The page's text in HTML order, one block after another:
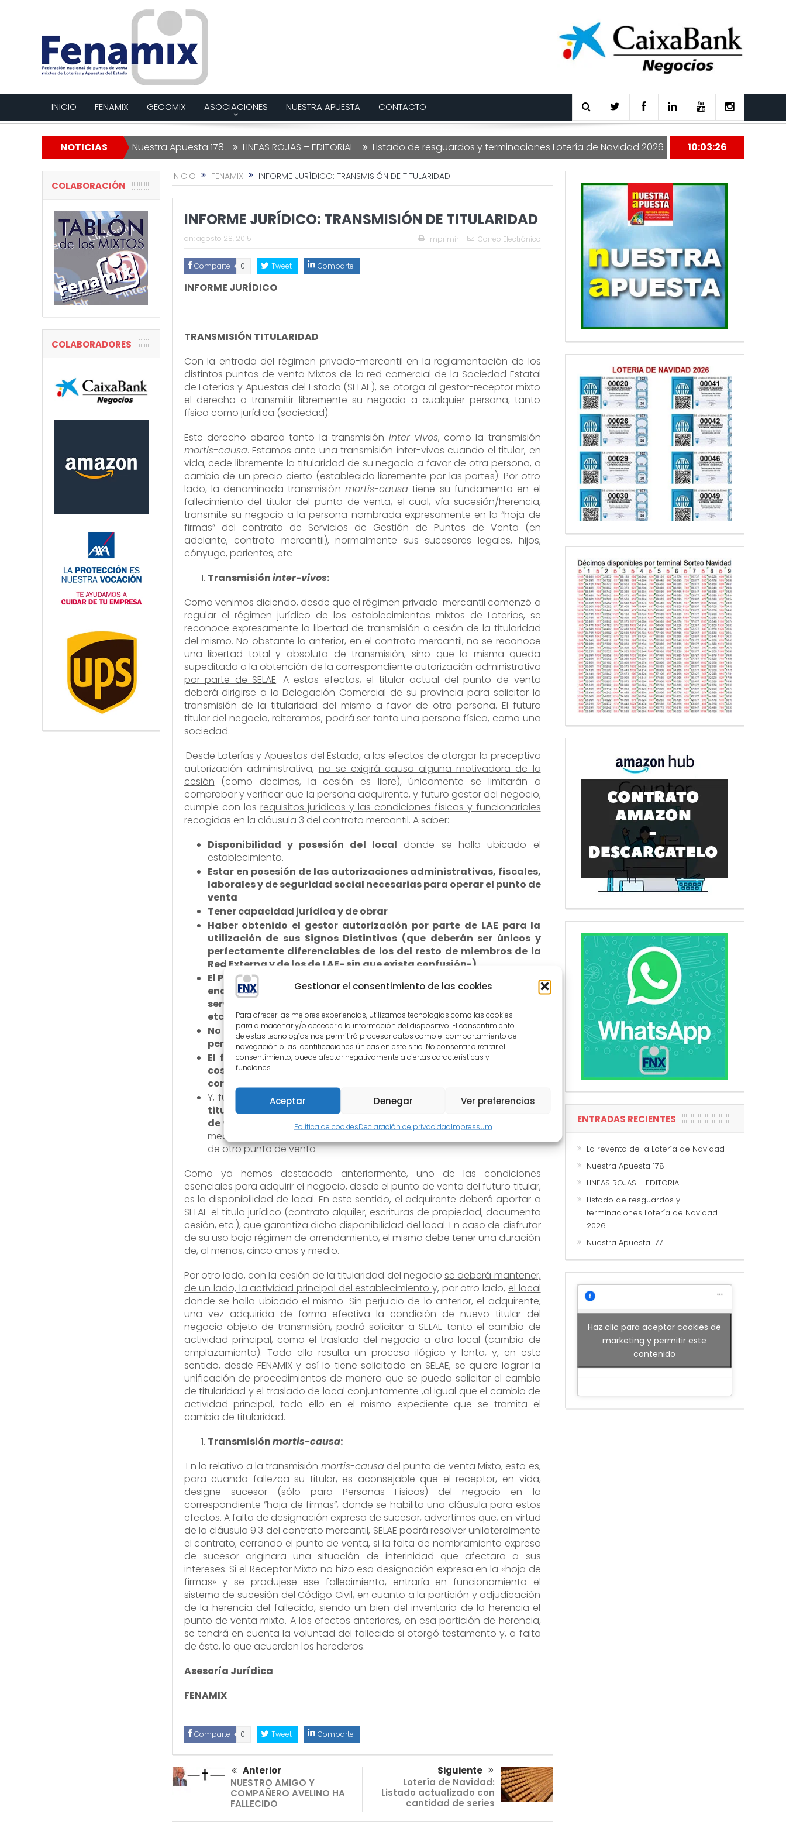
Gestionar el consentimiento de las cookies
Para ofrecer las mejores experiencias, utilizamos tecnologías como las cookies
para almacenar y/o acceder a la información del dispositivo. El consentimiento
de estas tecnologías nos permitirá procesar datos como el comportamiento de
navegación o las identificaciones únicas en este sitio. No consentir o retirar el
consentimiento, puede afectar negativamente a ciertas características y
funciones.
Aceptar Denegar Ver preferencias
Política de cookiesDeclaración de privacidadImpressum
INICIO FENAMIX GECOMIX ASOCIACIONES NUESTRA APUESTA CONTACTO
NOTICIAS
de Navidad Nuestra Apuesta 178 LINEAS ROJAS – EDITORIAL Listado de resguardos y terminaciones Lotería de Navidad 2026 Nuestra Apuesta 177
10:03:26
INICIO FENAMIX INFORME JURÍDICO: TRANSMISIÓN DE TITULARIDAD
INFORME JURÍDICO: TRANSMISIÓN DE TITULARIDAD
on: agosto 28, 2015 Imprimir Correo Electrónico
Comparte 0 Tweet Comparte
INFORME JURÍDICO
TRANSMISIÓN TITULARIDAD
Con la entrada del régimen privado-mercantil en la reglamentación de los
distintos puntos de venta Mixtos de la red comercial de la Sociedad Estatal
de Loterías y Apuestas del Estado (SELAE), se otorga al gestor-receptor mixto
el derecho a transmitir libremente su negocio a cualquier persona, tanto
física como jurídica (sociedad).
Este derecho abarca tanto la transmisión inter-vivos, como la transmisión
mortis-causa. Estamos ante una transmisión inter-vivos cuando el titular, en
vida, cede libremente la titularidad de su negocio a favor de otra persona, a
cambio de un precio cierto (establecido libremente por las partes). Por otro
lado, la denominada transmisión mortis-causatiene su fundamento en el
fallecimiento del titular del punto de venta, el cual, vía sucesión/herencia,
transmite su negocio a la persona nombrada expresamente en la “hoja de
firmas” del contrato de Servicios de Gestión de Puntos de Venta (en
adelante, contrato mercantil), normalmente sus sucesores legales, hijos,
cónyuge, parientes, etc
Transmisióninter-vivos:
Como venimos diciendo, desde que el régimen privado-mercantil comenzó a
regular el régimen jurídico de los establecimientos mixtos de Loterías, se
reconoce expresamente la libertad de transmisión o cesión de la titularidad
del mismo. No obstante lo anterior, en el contrato mercantil, no se reconoce
una libertad total y absoluta de transmisión, sino que la misma queda
supeditada a la obtención de la correspondiente autorización administrativa
por parte de SELAE. A estos efectos, el titular actual del punto de venta
deberá dirigirse a la Delegación Comercial de su provincia para solicitar la
transmisión de la titularidad del mismo a favor de otra persona. El futuro
titular del negocio, reiteramos, podrá ser tanto una persona física, como una
sociedad.
Desde Loterías y Apuestas del Estado, a los efectos de otorgar la preceptiva
autorización administrativa, no se exigirá causa alguna motivadora de la
cesión (como decimos, la cesión es libre), únicamente se limitarán a
comprobar y verificar que la persona adquirente, y futuro gestor del negocio,
cumple con los requisitos jurídicos y las condiciones físicas y funcionariales
recogidas en la cláusula 3 del contrato mercantil. A saber:
Disponibilidad y posesión del local donde se halla ubicado el
establecimiento.
Estar en posesión de las autorizaciones administrativas, fiscales,
laborales y de seguridad social necesarias para operar el punto de
venta
Tener capacidad jurídica y de obrar
Haber obtenido el gestor autorización por parte de LAE para la
utilización de sus Signos Distintivos (que deberán ser únicos y
perfectamente diferenciables de los del resto de miembros de la
Red Externa y de los de LAE- sin que exista confusión-)
El Punto de Venta (incluyendo Local, Personal, Materiales…) deben
encontrarse en las condiciones adecuadas para la prestación del
servicio de Gestión, disponiendo de los suministros (luz, agua,
etc.) y los desechables (papelería, etc.) necesarios.
No incluir en el Punto de Venta ningún elemento que pueda
perjudicar a la imagen de LAE.
El futuro titular deberá disponer, de manera obligatoria y a su
costa, de una serie de garantías o avales, establecidas en el
contrato mercantil (cláusula 3.4) a favor de LAE.
Y, fundamentalmente, el
adquirente del receptor mixto no debe ser
titular (ni llevar a cabo el control o la explotación) de otro punto
de venta de Loterías. A estos efectos, el futuro titular deberá declarar
mediante escrito fehaciente que no dispone de la titularidad o gestión
de otro punto de venta
Como ya hemos destacado anteriormente, uno de las condiciones
esenciales para adquirir el negocio, desde el punto de venta del futuro titular,
es la disponibilidad de local. En este sentido, el adquirente deberá aportar a
SELAE el título jurídico (contrato alquiler, escrituras de propiedad, documento
cesión, etc.), que garantiza dicha disponibilidad del local. En caso de disfrutar
de su uso bajo régimen de arrendamiento, el mismo debe tener una duración
de, al menos, cinco años y medio.
Por otro lado, con la cesión de la titularidad del negociose deberá mantener,
de un lado, la actividad principal del establecimientoy, por otro lado, el local
donde se halla ubicado el mismo. Sin perjuicio de lo anterior, el adquirente,
una vez adquirida de forma efectiva la condición de nuevo titular del
negocio objeto de transmisión, podrá solicitar a SELAE tanto el cambio de
actividad principal, como el traslado del negocio a otro local (cambio de
emplazamiento). Todo ello resulta un proceso ilógico y lento, y, en este
sentido, desde FENAMIX y así lo tiene solicitado en SELAE, se quiere lograr la
unificación de procedimientos de manera que se pueda solicitar el cambio
de titularidad y el traslado de local conjuntamente ,al igual que el cambio de
actividad principal, todo ello en el mismo expediente que se tramita el
cambio de titularidad.
Transmisiónmortis-causa:
En lo relativo a la transmisión mortis-causadel punto de venta Mixto, esto es,
para cuando fallezca su titular, es aconsejable que el receptor, en vida,
designe sucesor (sólo para Personas Físicas) del negocio en la
correspondiente “hoja de firmas”, donde se habilita una cláusula para estos
efectos. A falta de designación expresa de sucesor, advertimos que, en virtud
de la cláusula 9.3 del contrato mercantil, SELAE podrá resolver unilateralmente
el contrato, cerrando el punto de venta, si la falta de nombramiento expreso
de sucesor originara una situación de interinidad que afectara a sus
intereses. Si el Receptor Mixto no hizo esa designación expresa en la «hoja de
firmas» y se produjese ese fallecimiento, entraría en funcionamiento el
sistema de sucesión del Código Civil, en cuanto a la partición y adjudicación
de la herencia del fallecido, siendo un bien del inventario de la herencia el
punto de venta mixto. A los efectos anteriores, en esa partición de herencia,
se tendrá en cuenta la voluntad del fallecido si otorgó testamento y, a falta
de éste, lo que acuerden los herederos.
Asesoría Jurídica
FENAMIX
Comparte 0 Tweet Comparte
Anterior
NUESTRO AMIGO Y
COMPAÑERO AVELINO HA
FALLECIDO
Siguiente
Lotería de Navidad:
Listado actualizado con
cantidad de series
COLABORACIÓN
COLABORADORES
ENTRADAS RECIENTES
La reventa de la Lotería de Navidad
Nuestra Apuesta 178
LINEAS ROJAS – EDITORIAL
Listado de resguardos y
terminaciones Lotería de Navidad
2026
Nuestra Apuesta 177
Haz clic para aceptar cookies de
marketing y permitir este
contenido